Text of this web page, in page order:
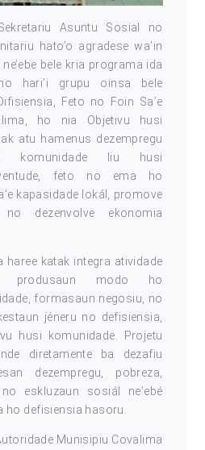
Asuntu Sosial no
hato’o agradese wa’in
bele kria programa ida
hari’i grupu oinsa bele
Feto no Foin Sa’e
ho nia Objetivu husi
atu hamenus dezempregu
komunidade liu husi
feto no ema ho
kapasidade lokál, promove
dezenvolve ekonomia
haree katak integra atividade
modo ho
formasaun negosiu, no
jéneru no defisiensia,
husi komunidade. Projetu
diretamente ba dezafiu
dezempregu, pobreza,
eskluzaun sosiál neʼebé
ho defisiensia hasoru.
Munisipiu Covalima